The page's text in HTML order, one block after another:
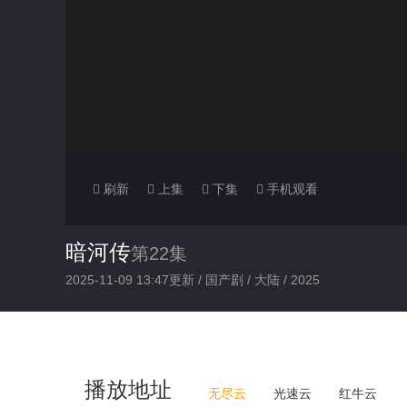
刷新 上集 下集 手机观看
暗河传第22集
2025-11-09 13:47更新 / 国产剧 / 大陆 / 2025
播放地址 无尽云 光速云 红牛云